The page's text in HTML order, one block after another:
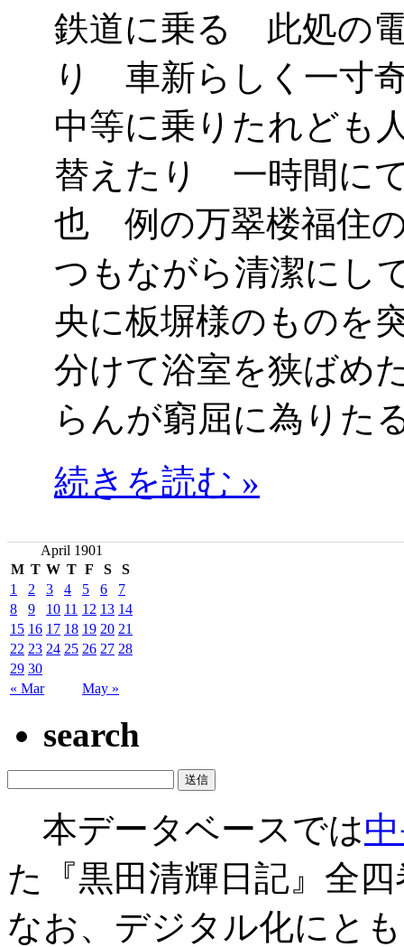
鉄道に乗る 此処の
り 車新らしく一寸
中等に乗りたれども
替えたり 一時間に
也 例の万翠楼福住
つもながら清潔にし
央に板塀様のものを
分けて浴室を狭ばめ
らんが窮屈に為りた
続きを読む »
April 1901
M T W T F S S
« Mar May »
1 2 3 4 5 6
7
8
9 10 11 12 13 14
15 16 17 18 19 20 21
22 23 24 25 26 27 28
29 30
search
本データベースでは
た『黒田清輝日記』全
なお、デジタル化にと